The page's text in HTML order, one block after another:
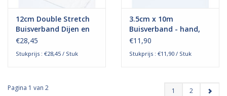
12cm Double Stretch
Buisverband Dijen en
kleine bovenlichamen
€28,45
Stukprijs : €28,45 / Stuk
3.5cm x 10m
Buisverband - hand,
pols en onderarm
€11,90
Stukprijs : €11,90 / Stuk
Pagina 1 van 2 1 2